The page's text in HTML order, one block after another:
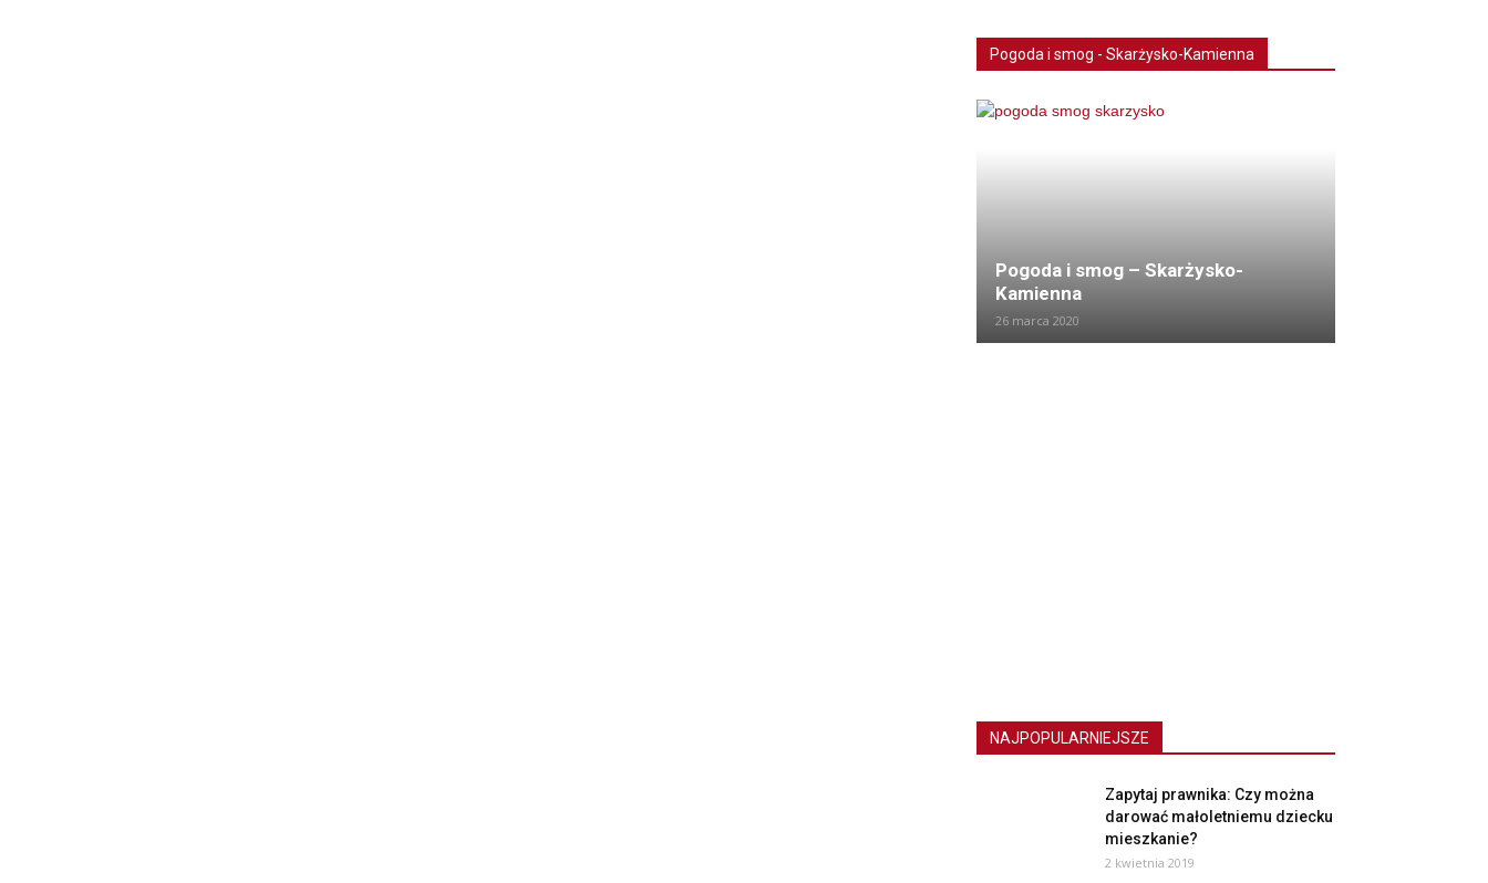
Pogoda i smog - Skarżysko-Kamienna
Pogoda i smog – Skarżysko-
Kamienna
26 marca 2020
NAJPOPULARNIEJSZE
Zapytaj prawnika: Czy można
darować małoletniemu dziecku
mieszkanie?
2 kwietnia 2019